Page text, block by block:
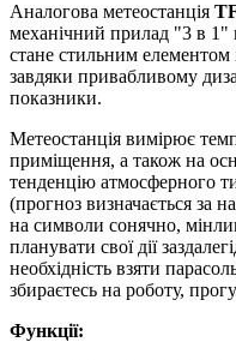
Аналогова метеостанція
механічний прилад "3 в 1"
стане стильним елементом
завдяки привабливому
показники.
Метеостанція вимірює
приміщення, а також на
тенденцію атмосферного
(прогноз визначається за
на символи сонячно,
планувати свої дії
необхідність взяти
збираєтесь на роботу,
Функції: